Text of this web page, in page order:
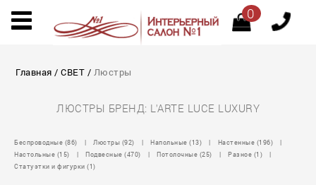
0
Главная /СВЕТ / Люстры
ЛЮСТРЫ БРЕНД: L'ARTE LUCE LUXURY
Беспроводные (86) | Люстры (92) | Напольные (13) | Настенные (196)
|
Настольные (15)
| Подвесные (470) | Потолочные (25) | Разное (1)
|
Статуэтки и фигурки (1)